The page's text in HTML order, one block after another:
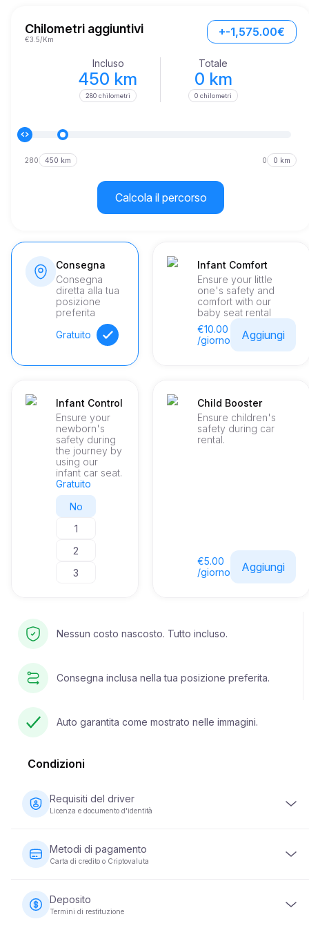
Chilometri aggiuntivi
€3.5/Km
+-1,575.00€
Incluso
450 km
280 chilometri
Totale
0 km
0 chilometri
280 450 km 0 0 km
Calcola il percorso
Consegna
Consegna
diretta alla tua
posizione
preferita
Gratuito
Infant Comfort
Ensure your little
one's safety and
comfort with our
baby seat rental
€10.00
/giorno
Aggiungi
Infant Control
Ensure your
newborn's
safety during
the journey by
using our
infant car seat.
Gratuito
No
1
2
3
Child Booster
Ensure children's
safety during car
rental.
€5.00
/giorno
Aggiungi
Nessun costo nascosto. Tutto incluso.
Consegna inclusa nella tua posizione preferita.
Auto garantita come mostrato nelle immagini.
Condizioni
Requisiti del driver
Licenza e documento d'identità
patente di guida valida. È inoltre richiesto un documento di
identità (passaporto o carta d'identità nazionale). Alcuni
veicoli possono richiedere che il conducente abbia la
Metodi di pagamento
Carta di credito o Criptovaluta
effettuati utilizzando una carta di credito o una criptovaluta. Il
pagamento completo è richiesto al momento della
prenotazione per garantire la tua prenotazione.
Deposito
Termini di restituzione